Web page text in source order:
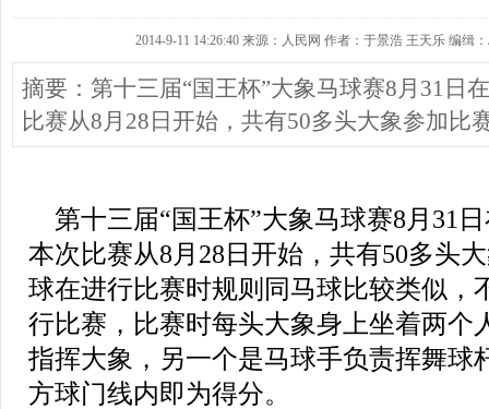
2014-9-11 14:26:40 来源：人民网 作者：于景浩 王天乐 编缉：
摘要：第十三届“国王杯”大象马球赛8月31日
比赛从8月28日开始，共有50多头大象参加比
第十三届“国王杯”大象马球赛8月31
本次比赛从8月28日开始，共有50多头
球在进行比赛时规则同马球比较类似，
行比赛，比赛时每头大象身上坐着两个
指挥大象，另一个是马球手负责挥舞球
方球门线内即为得分。